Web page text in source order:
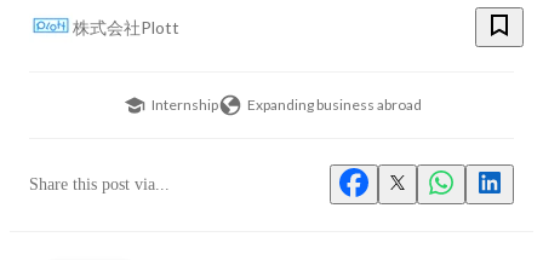
株式会社Plott
Internship Expanding business abroad
Share this post via...